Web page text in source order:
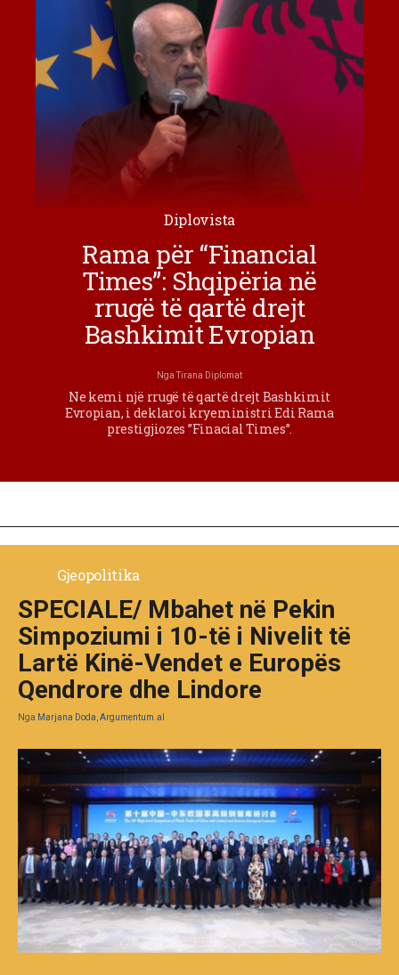
Diplovista
Rama për “Financial
Times”: Shqipëria në
rrugë të qartë drejt
Bashkimit Evropian
NgaTirana Diplomat
Ne kemi një rrugë të qartë drejt Bashkimit
Evropian, i deklaroi kryeministri Edi Rama
prestigjiozes ”Finacial Times”.
Gjeopolitika
SPECIALE/ Mbahet në Pekin
Simpoziumi i 10-të i Nivelit të
Lartë Kinë-Vendet e Europës
Qendrore dhe Lindore
Nga Marjana Doda, Argumentum.al